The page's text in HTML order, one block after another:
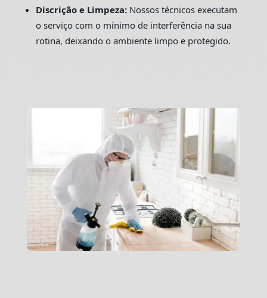
Discrição e Limpeza:Nossos técnicos executam
o serviço com o mínimo de interferência na sua
rotina, deixando o ambiente limpo e protegido.